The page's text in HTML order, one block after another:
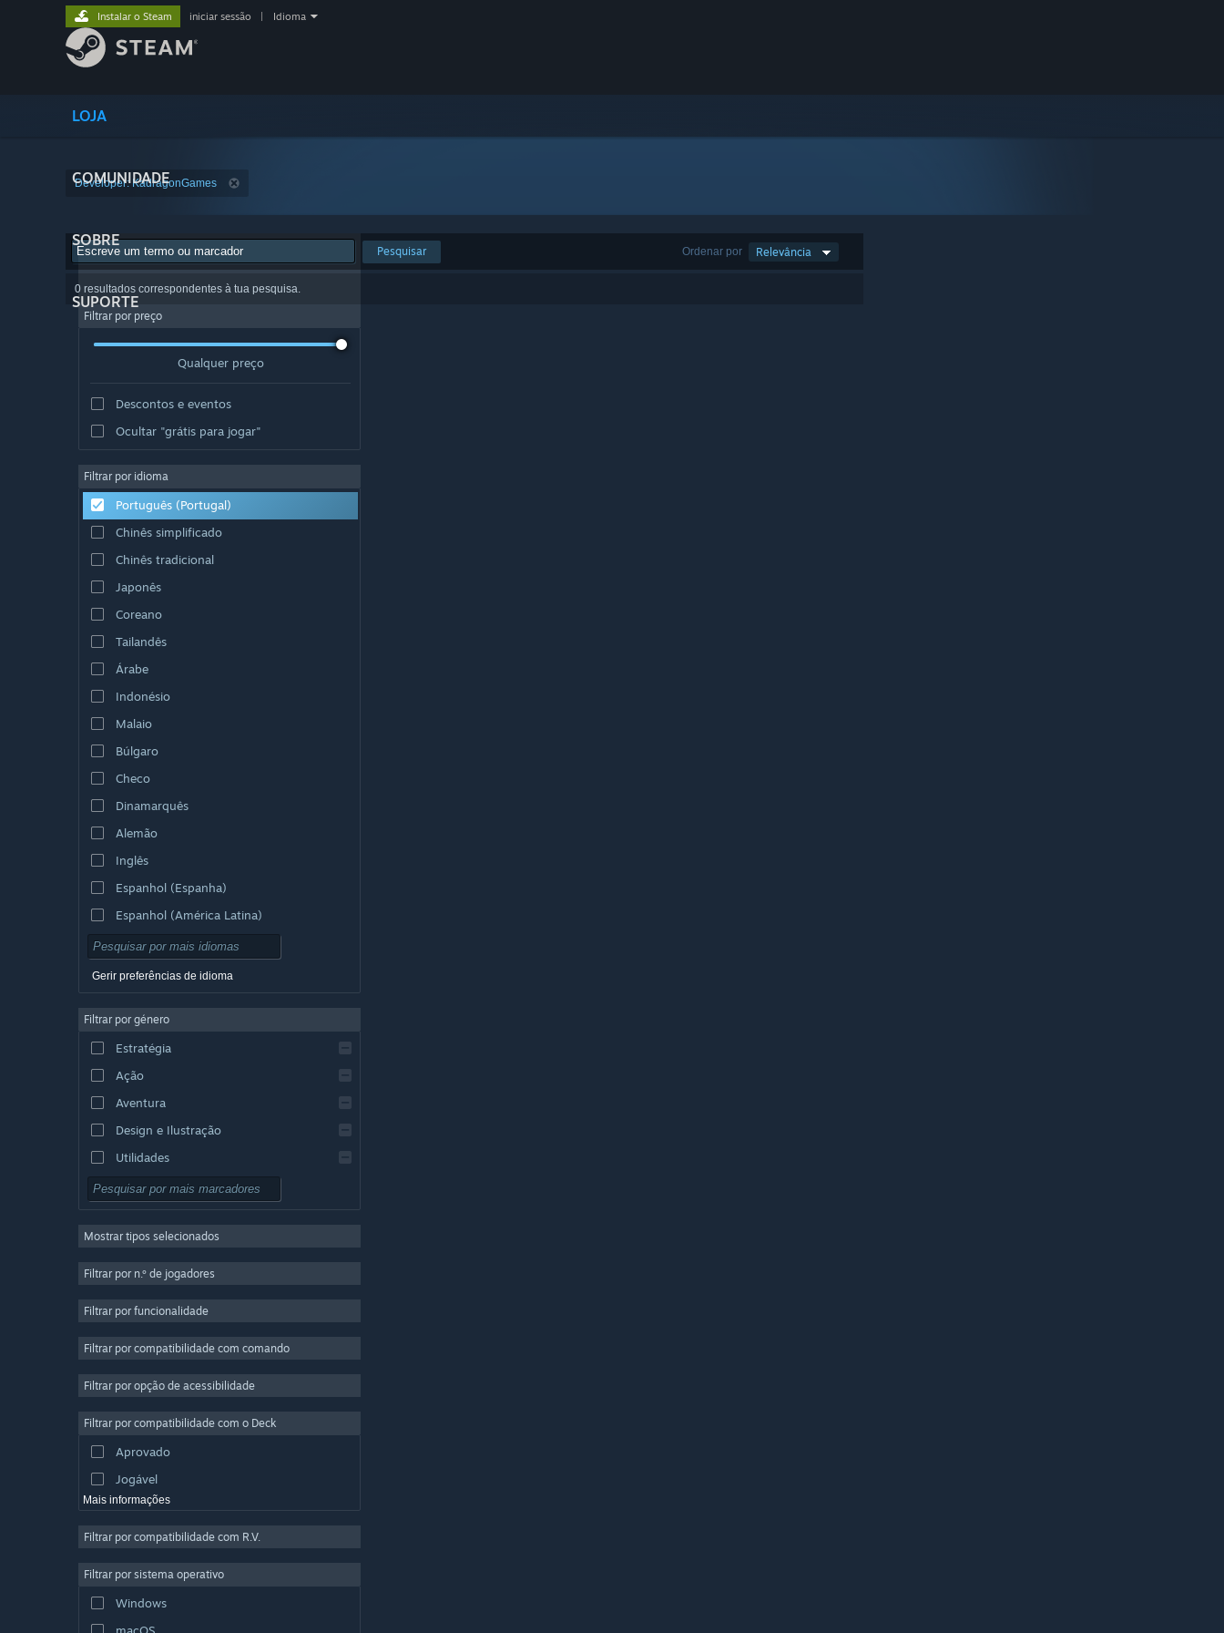
LOJA
COMUNIDADE
SOBRE
SUPORTE
Instalar o Steam iniciar sessão Idioma
Developer: KadragonGames
Ordenar por Relevância
Pesquisar
0 resultados correspondentes à tua pesquisa.
Filtrar por preço
Qualquer preço
Descontos e eventos
Ocultar "grátis para jogar"
Filtrar por idioma
Português (Portugal)
Chinês simplificado
Chinês tradicional
Japonês
Coreano
Tailandês
Árabe
Indonésio
Malaio
Búlgaro
Checo
Dinamarquês
Alemão
Inglês
Espanhol (Espanha)
Espanhol (América Latina)
Gerir preferências de idioma
Filtrar por género
Estratégia
Ação
Aventura
Design e Ilustração
Utilidades
Grátis para Jogar
Multijogador em Massa
Casual
Simulação
Produção de Vídeo
Edição de Fotografias
Mostrar tipos selecionados
Filtrar por n.º de jogadores
Filtrar por funcionalidade
Filtrar por compatibilidade com comando
Filtrar por opção de acessibilidade
Filtrar por compatibilidade com o Deck
Aprovado
Jogável
Mais informações
Filtrar por compatibilidade com R.V.
Filtrar por sistema operativo
Windows